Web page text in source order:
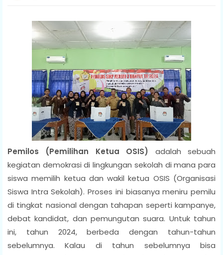
Pemilos (Pemilihan Ketua OSIS)
adalah sebuah
kegiatan demokrasi di lingkungan sekolah di mana para
siswa memilih ketua dan wakil ketua OSIS (Organisasi
Siswa Intra Sekolah). Proses ini biasanya meniru pemilu
di tingkat nasional dengan tahapan seperti kampanye,
debat kandidat, dan pemungutan suara. Untuk tahun
ini, tahun 2024, berbeda dengan tahun-tahun
sebelumnya. Kalau di tahun sebelumnya bisa